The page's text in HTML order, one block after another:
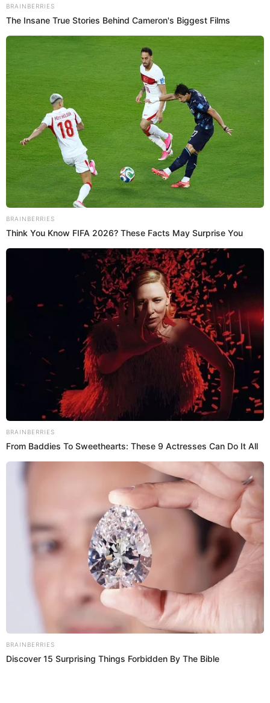
SOBRE EL AUTOR:
ESPECTÁCULOS EL
POPULAR
Somos el mejor equipo en busca de las últimas noticias de
verídicas y confirmadas con el fin de entretener a nuestros
EDWIN AURORA
Prefiero a El Popular en Google